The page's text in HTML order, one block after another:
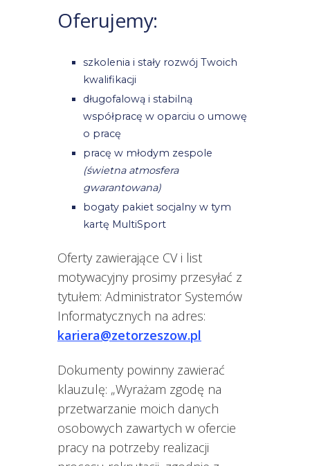
Oferujemy:
szkolenia i stały rozwój Twoich
kwalifikacji
długofalową i stabilną
współpracę w oparciu o umowę
o pracę
pracę w młodym zespole
(świetna atmosfera
gwarantowana)
bogaty pakiet socjalny w tym
kartę MultiSport
Oferty zawierające CV i list
motywacyjny prosimy przesyłać z
tytułem: Administrator Systemów
Informatycznych na adres:
kariera@zetorzeszow.pl
Dokumenty powinny zawierać
klauzulę: „Wyrażam zgodę na
przetwarzanie moich danych
osobowych zawartych w ofercie
pracy na potrzeby realizacji